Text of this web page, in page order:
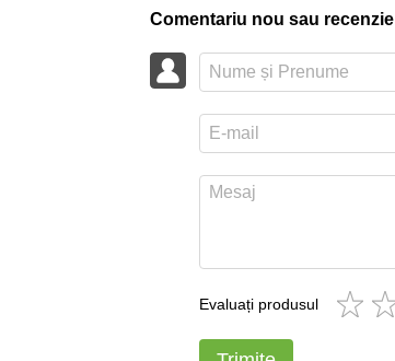
Comentariu nou sau recenzie
Evaluați produsul